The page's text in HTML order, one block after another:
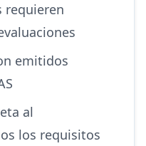
requieren
emitidos
al
los requisitos